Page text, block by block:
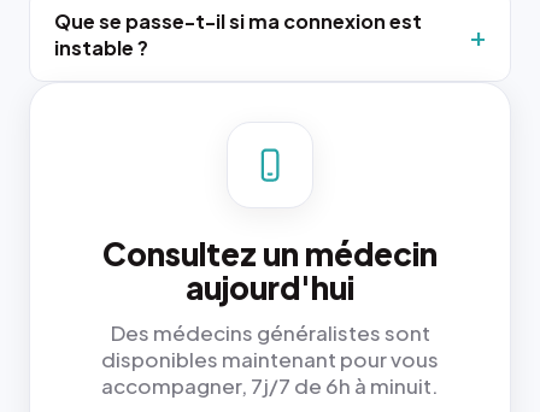
Que se passe-t-il si ma connexion est
instable ?
Consultez un médecin
aujourd'hui
Des médecins généralistes sont
disponibles maintenant pour vous
accompagner, 7j/7 de 6h à minuit.